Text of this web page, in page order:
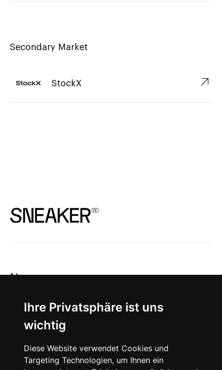
Ihre Privatsphäre ist uns
wichtig
Diese Website verwendet Cookies und
Targeting Technologien, um Ihnen ein
Secondary Market
StockX ↗︎
News
About
Instagram
Facebook